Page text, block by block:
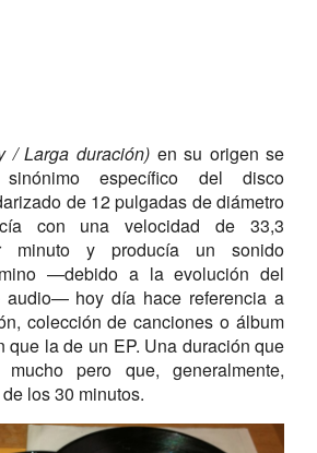
/ Larga duración) en su origen se
específico del disco
de 12 pulgadas de diámetro
con una velocidad de 33,3
minuto y producía un sonido
—debido a la evolución del
audio— hoy día hace referencia a
colección de canciones o álbum
que la de un EP. Una duración que
pero que, generalmente,
los 30 minutos.